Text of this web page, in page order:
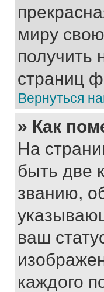
миру
получить
страниц
Вернуться
» Как
На
быть две
званию,
ваш
каждого